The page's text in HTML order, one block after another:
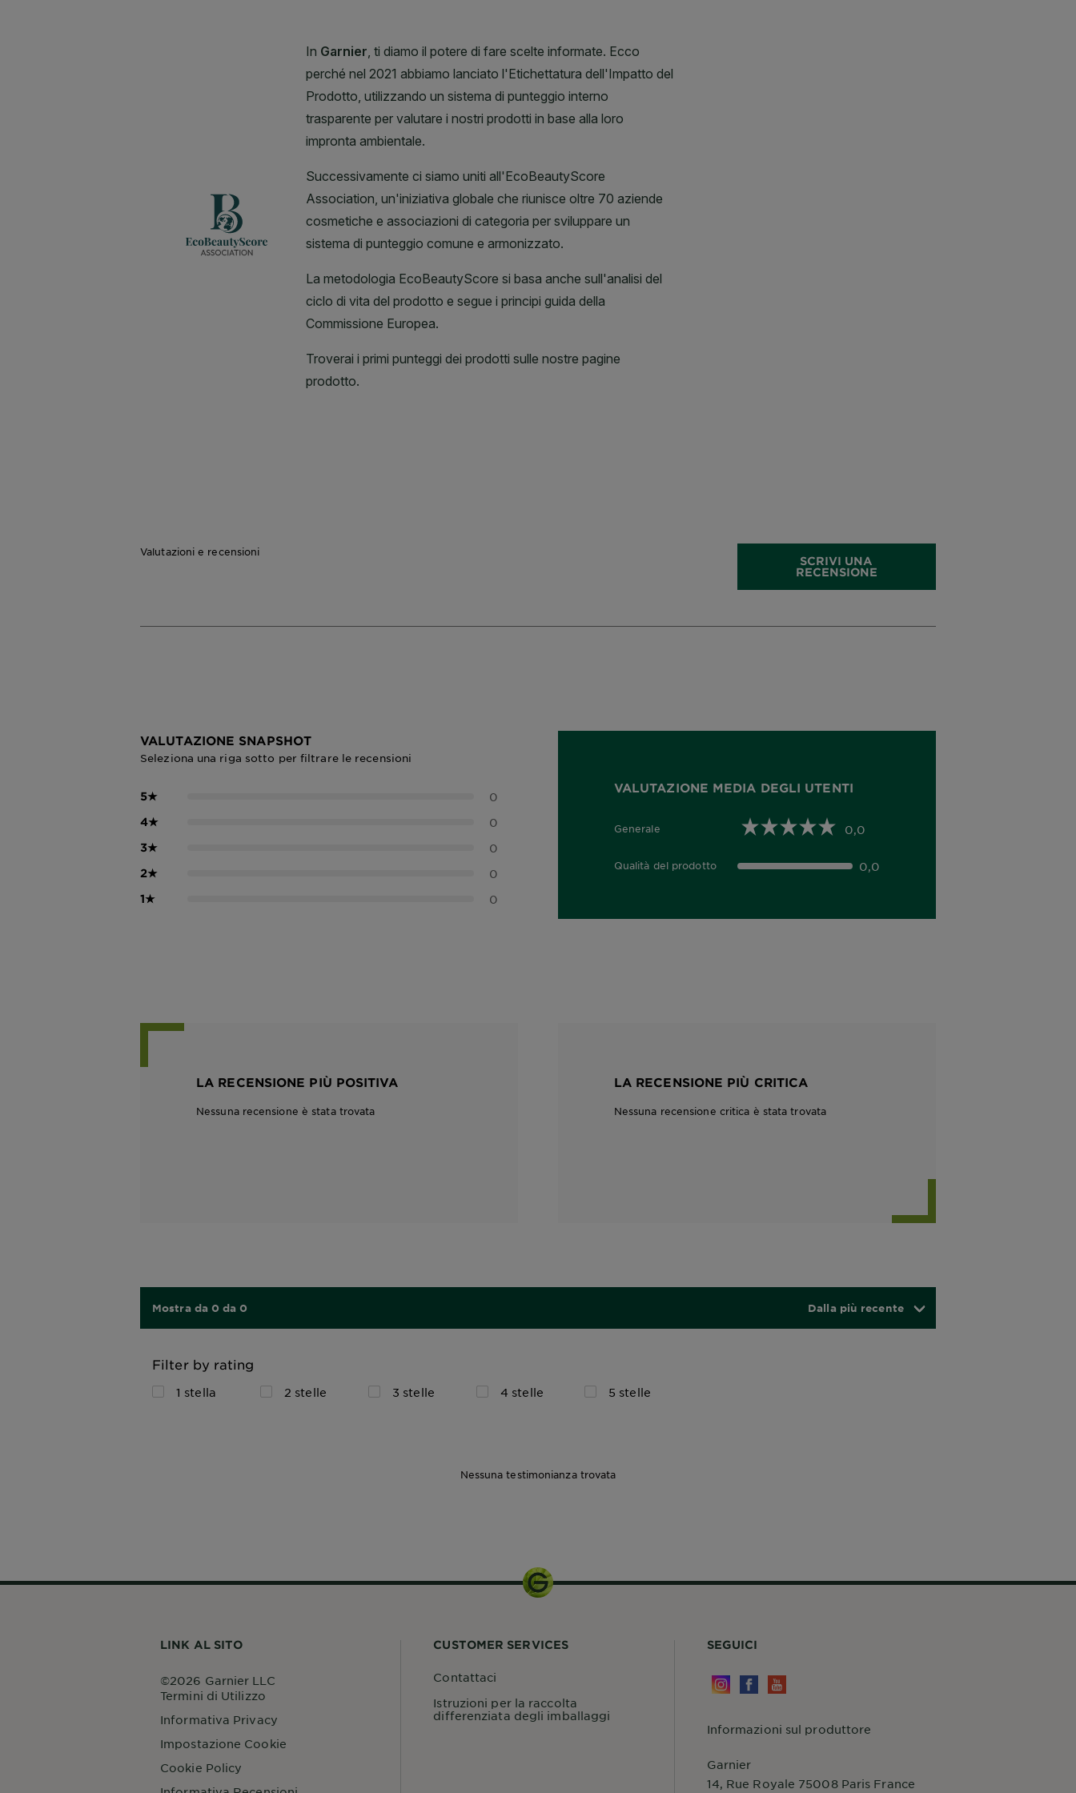
Valutazioni e recensioni
SCRIVI UNA
RECENSIONE
VALUTAZIONE SNAPSHOT
Seleziona una riga sotto per filtrare le recensioni
5★ 0
4★ 0
3★ 0
2★ 0
1★ 0
VALUTAZIONE MEDIA DEGLI UTENTI
Generale
0,0 out of 5 stars 0,0
Qualità del prodotto
0,0 out of 5 stars 0,0
LA RECENSIONE PIÙ POSITIVA
Nessuna recensione è stata trovata
LA RECENSIONE PIÙ CRITICA
Nessuna recensione critica è stata trovata
Mostra da 0 da 0 Dalla più recente
Filter by rating
1 stella 2 stelle 3 stelle 4 stelle 5 stelle
Nessuna testimonianza trovata
LINK AL SITO
Termini di Utilizzo
Informativa Privacy
Impostazione Cookie
Cookie Policy
©2026 Garnier LLC
CUSTOMER SERVICES
Contattaci
Istruzioni per la raccolta
differenziata degli imballaggi
SEGUICI
Informazioni sul produttore
Garnier
14, Rue Royale 75008 Paris France